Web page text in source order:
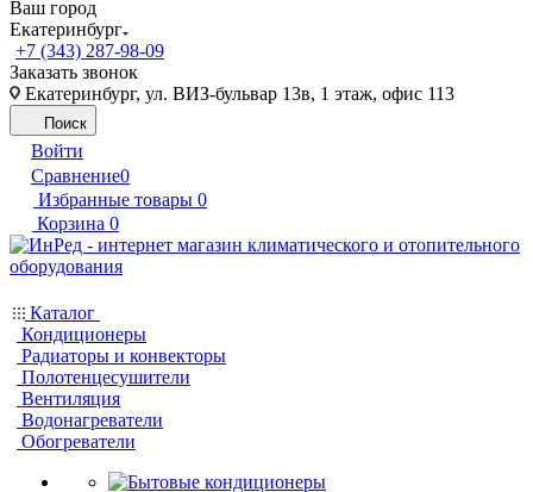
Ваш город
Екатеринбург
+7 (343) 287-98-09
Заказать звонок
Екатеринбург, ул. ВИЗ-бульвар 13в, 1 этаж, офис 113
Поиск
Войти
Сравнение0
Избранные товары 0
Корзина 0
Каталог
Кондиционеры
Радиаторы и конвекторы
Полотенцесушители
Вентиляция
Водонагреватели
Обогреватели